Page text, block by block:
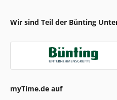
Wir sind Teil der Bünting
myTime.de auf